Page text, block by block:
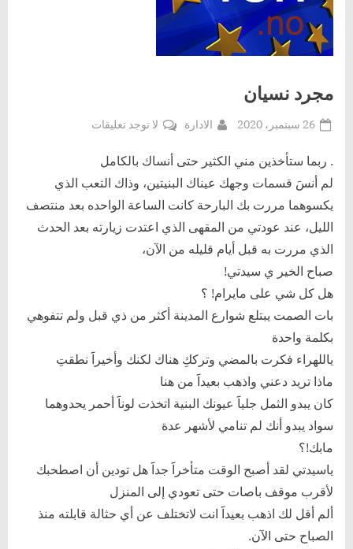
مجرد نسيان
Posted
26 سبتمبر، 2020 By
الادارة لا توجد تعليقاتعلى
. ربما ستأخذين مني الكثير حتى أنساك بالكامل
لم أنسَ قسمات وجهك عيناك البنيتين، وذاك التعب الذي
يكسوهما مررت بك البارحة كانت الساعة الواحده بعد منتصف
الليل، عند عودتي من المقهى الذي اعتدت زيارته بعد الحدث
الذي مررت به قبل أيام قليله من الآن،
صباح الخير ي سيدتي!
هل كل شي على مايرام! ؟
بات الصمت يبتلع شوارع المدينة أكثر من ذي قبل ولم تتفوهي
بكلمة واحدة
ياللهراء فكرت بالمضي وترككِ هناك لكنك وأخيراََ نطقتِ
ماذا تريد دعني واذهب بعيداََ من هنا
كان يبدو الثمل جلياََ عيونك البنية اتخذت لوناََ أحمر يحدوهما
سواد يبدو أنك لم تنامي لأشهر عدة
مابك!؟
ياسيدتي لقد أصبح الوقت متأخراََ جداََ هل تودين أن اصطحبك
لأقرب موقف باصات حتى تعودي إلى المنزل
ألم أقل لك اذهب بعيداََ انت لاتختلف عن أي حثالة قابلته منذ
الصباح حتى الآن.